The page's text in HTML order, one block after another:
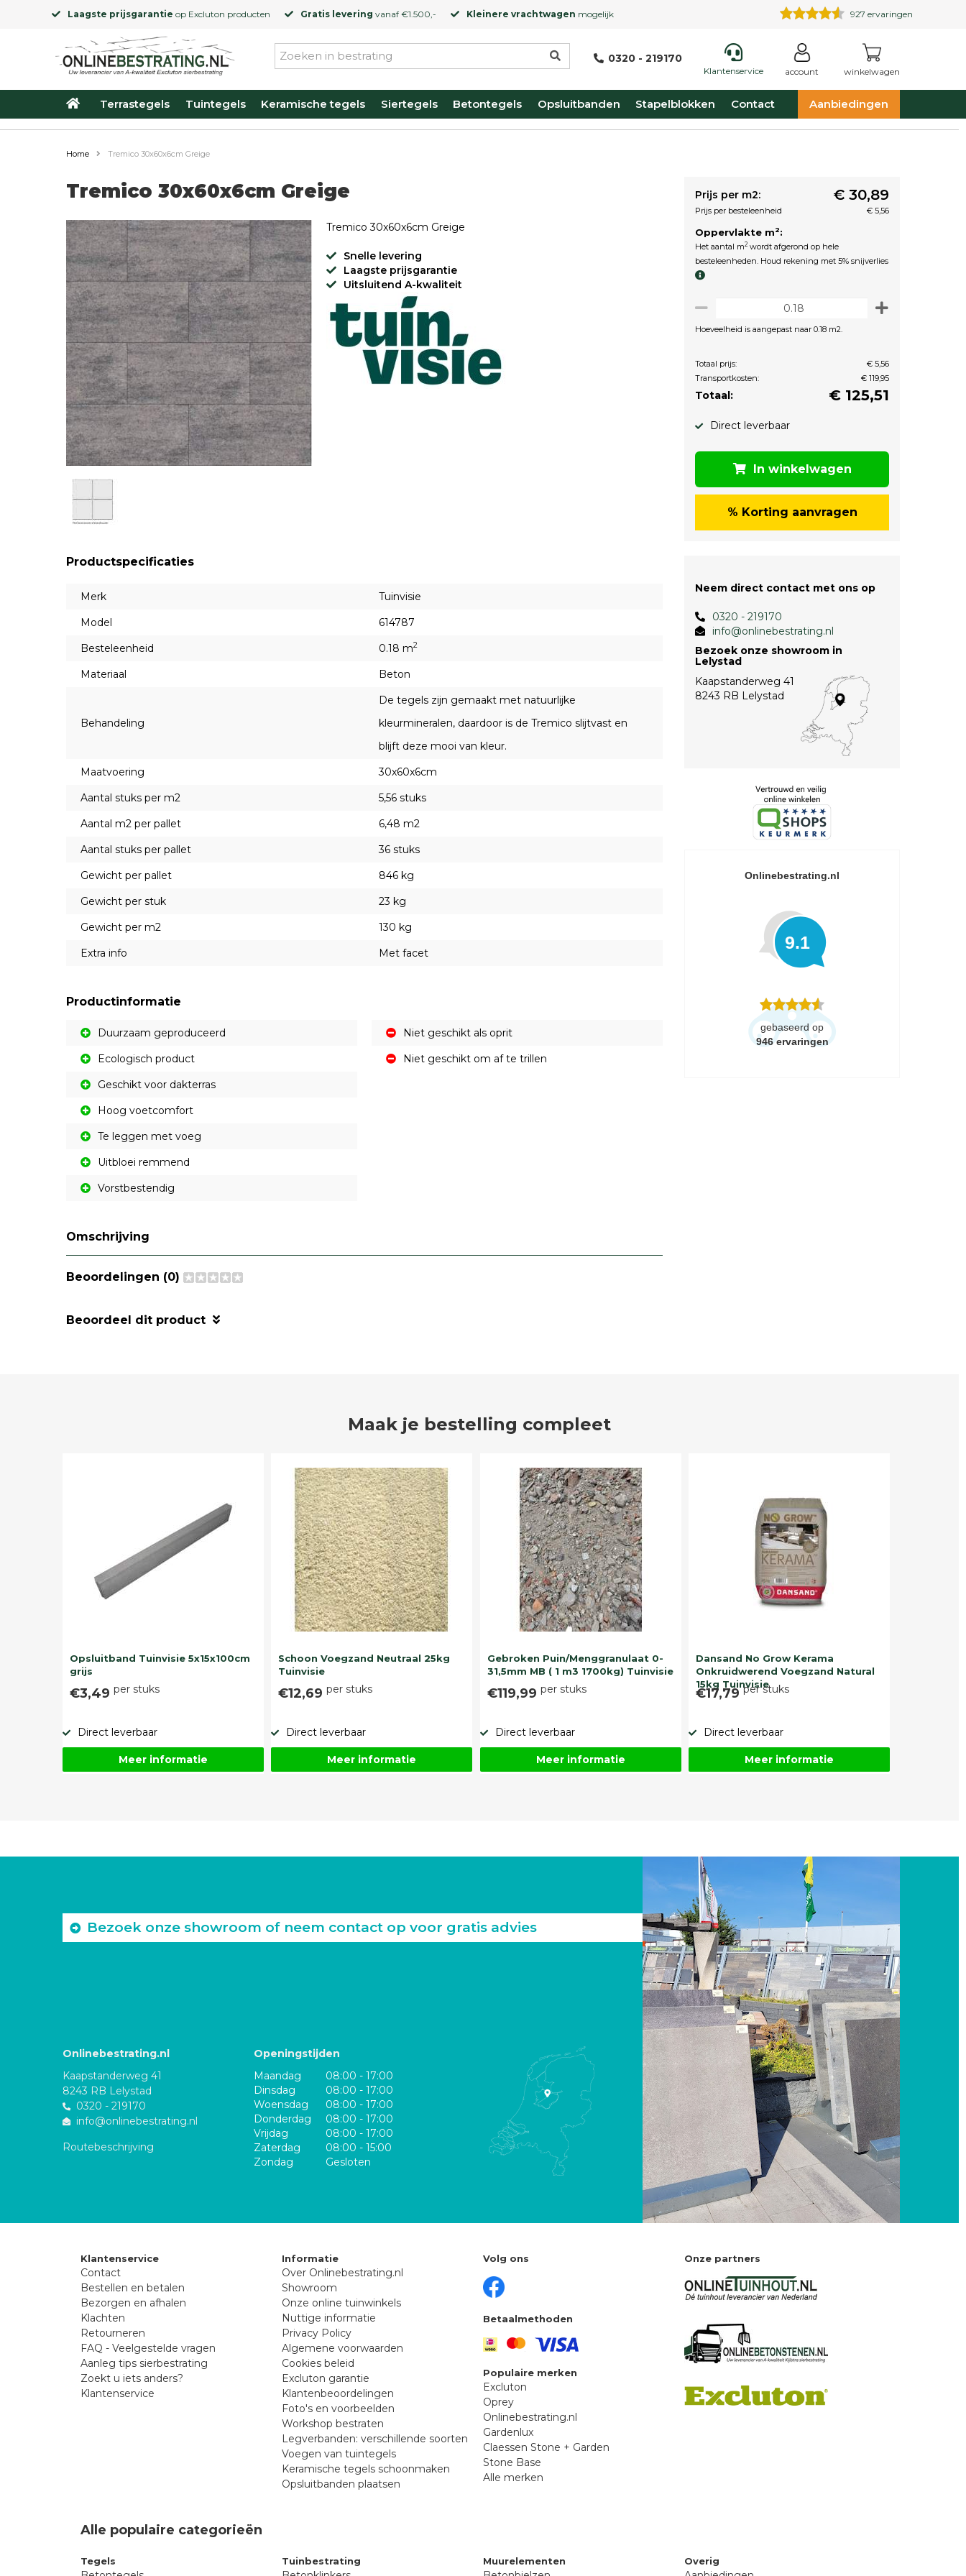
Laagste prijsgarantie op Excluton producten Gratis levering vanaf €1.500,- Kleinere vrachtwagen mogelijk 927 ervaringen
0320 - 219170
Klantenservice account winkelwagen
Terrastegels Tuintegels Keramische tegels Siertegels Betontegels Opsluitbanden Stapelblokken Contact Aanbiedingen
Home Tremico 30x60x6cm Greige
Tremico 30x60x6cm Greige
Tremico 30x60x6cm Greige
Snelle levering
Laagste prijsgarantie
Uitsluitend A-kwaliteit
Productspecificaties
Merk
Tuinvisie
Model
614787
Besteleenheid
0.18 m2
Materiaal Beton
Behandeling
De tegels zijn gemaakt met natuurlijke
kleurmineralen, daardoor is de Tremico slijtvast en
blijft deze mooi van kleur.
Maatvoering
30x60x6cm
Aantal stuks per m2
5,56 stuks
Aantal m2 per pallet
6,48 m2
Aantal stuks per pallet
36 stuks
Gewicht per pallet
846 kg
Gewicht per stuk
23 kg
Gewicht per m2
130 kg
Extra info
Met facet
Productinformatie
Duurzaam geproduceerd
Ecologisch product
Geschikt voor dakterras
Hoog voetcomfort
Te leggen met voeg
Uitbloei remmend
Vorstbestendig
Niet geschikt als oprit
Niet geschikt om af te trillen
Omschrijving
Beoordelingen (0)
Beoordeel dit product
Prijs per m2: € 30,89
Prijs per besteleenheid € 5,56
Oppervlakte m2:
Het aantal m2 wordt afgerond op hele
besteleenheden. Houd rekening met 5% snijverlies
Hoeveelheid is aangepast naar 0.18 m2.
Totaal prijs:
€ 5,56
Transportkosten:
€ 119,95
Totaal: € 125,51
Direct leverbaar
In winkelwagen
% Korting aanvragen
Neem direct contact met ons op
0320 - 219170
info@onlinebestrating.nl
Bezoek onze showroom in
Lelystad
Kaapstanderweg 41
8243 RB Lelystad
Onlinebestrating.nl
9.1
gebaseerd op
946 ervaringen
Maak je bestelling compleet
Opsluitband Tuinvisie 5x15x100cm
grijs
€3,49 per stuks
Direct leverbaar
Meer informatie
Schoon Voegzand Neutraal 25kg
Tuinvisie
€12,69per stuks
Direct leverbaar
Meer informatie
Gebroken Puin/Menggranulaat 0-
31,5mm MB ( 1 m3 1700kg) Tuinvisie
€119,99 per stuks
Direct leverbaar
Meer informatie
Dansand No Grow Kerama
Onkruidwerend Voegzand Natural
15kg Tuinvisie
€17,79per stuks
Direct leverbaar
Meer informatie
Bezoek onze showroom of neem contact op voor gratis advies
Onlinebestrating.nl
Kaapstanderweg 41
8243 RB Lelystad
0320 - 219170
info@onlinebestrating.nl
Routebeschrijving
Openingstijden
Maandag
08:00 - 17:00
Dinsdag
08:00 - 17:00
Woensdag
08:00 - 17:00
Donderdag
08:00 - 17:00
Vrijdag
08:00 - 17:00
Zaterdag
08:00 - 15:00
Zondag
Gesloten
Klantenservice
Contact
Bestellen en betalen
Bezorgen en afhalen
Klachten
Retourneren
FAQ - Veelgestelde vragen
Aanleg tips sierbestrating
Zoekt u iets anders?
Klantenservice
Informatie
Over Onlinebestrating.nl
Showroom
Onze online tuinwinkels
Nuttige informatie
Privacy Policy
Algemene voorwaarden
Cookies beleid
Excluton garantie
Klantenbeoordelingen
Foto's en voorbeelden
Workshop bestraten
Legverbanden: verschillende soorten
Voegen van tuintegels
Keramische tegels schoonmaken
Opsluitbanden plaatsen
Volg ons
Betaalmethoden
Populaire merken
Excluton
Oprey
Onlinebestrating.nl
Gardenlux
Claessen Stone + Garden
Stone Base
Alle merken
Onze partners
Alle populaire categorieën
Tegels Tuinbestrating Muurelementen Overig